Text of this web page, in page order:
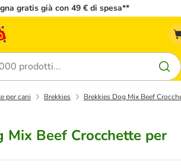
gratis già con 49 € di spesa**
per cani Brekkies Brekkies Dog Mix Beef
Mix Beef Crocchette per